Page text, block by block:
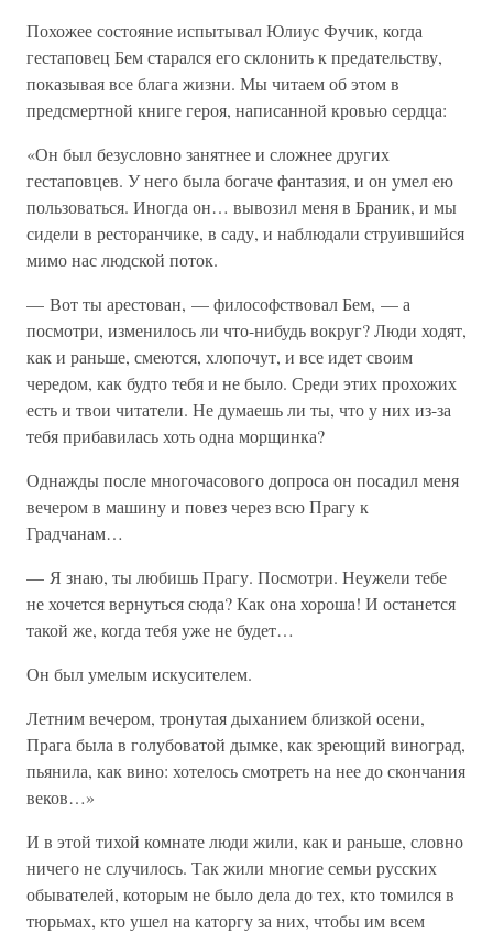
Похожее состояние испытывал Юлиус Фучик, когда
гестаповец Бем старался его склонить к предательству,
показывая все блага жизни. Мы читаем об этом в
предсмертной книге героя, написанной кровью сердца:
«Он был безусловно занятнее и сложнее других
гестаповцев. У него была богаче фантазия, и он умел ею
пользоваться. Иногда он… вывозил меня в Браник, и мы
сидели в ресторанчике, в саду, и наблюдали струившийся
мимо нас людской поток.
— Вот ты арестован, — философствовал Бем, — а
посмотри, изменилось ли что-нибудь вокруг? Люди ходят,
как и раньше, смеются, хлопочут, и все идет своим
чередом, как будто тебя и не было. Среди этих прохожих
есть и твои читатели. Не думаешь ли ты, что у них из-за
тебя прибавилась хоть одна морщинка?
Однажды после многочасового допроса он посадил меня
вечером в машину и повез через всю Прагу к
Градчанам…
— Я знаю, ты любишь Прагу. Посмотри. Неужели тебе
не хочется вернуться сюда? Как она хороша! И останется
такой же, когда тебя уже не будет…
Он был умелым искусителем.
Летним вечером, тронутая дыханием близкой осени,
Прага была в голубоватой дымке, как зреющий виноград,
пьянила, как вино: хотелось смотреть на нее до скончания
веков…»
И в этой тихой комнате люди жили, как и раньше, словно
ничего не случилось. Так жили многие семьи русских
обывателей, которым не было дела до тех, кто томился в
тюрьмах, кто ушел на каторгу за них, чтобы им всем